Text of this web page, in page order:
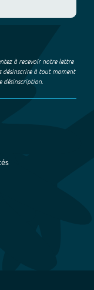
à recevoir notre lettre
désinscrire à tout moment
désinscription.